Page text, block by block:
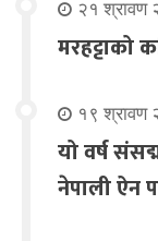
२१ श्रावण
मरहट्टाको
१९ श्रावण
यो वर्ष
नेपाली ऐन